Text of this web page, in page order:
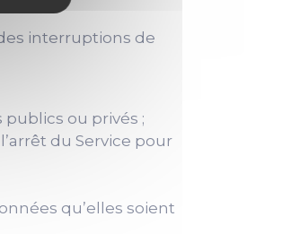
interruptions de
ou privés ;
du Service pour
qu’elles soient